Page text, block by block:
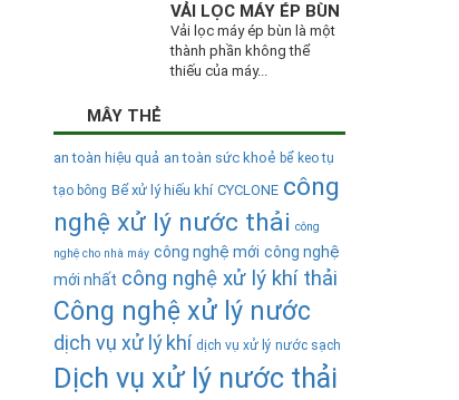
VẢI LỌC MÁY ÉP BÙN
Vải lọc máy ép bùn là một
thành phần không thể
thiếu của máy...
MÂY THẺ
an toàn hiệu quả an toàn sức khoẻ bể keo tụ
tạo bông Bể xử lý hiếu khí CYCLONE công
nghệ xử lý nước thải công
nghệ cho nhà máy công nghệ mới công nghệ
mới nhất công nghệ xử lý khí thải
Công nghệ xử lý nước
dịch vụ xử lý khí dịch vụ xử lý nước sạch
Dịch vụ xử lý nước thải